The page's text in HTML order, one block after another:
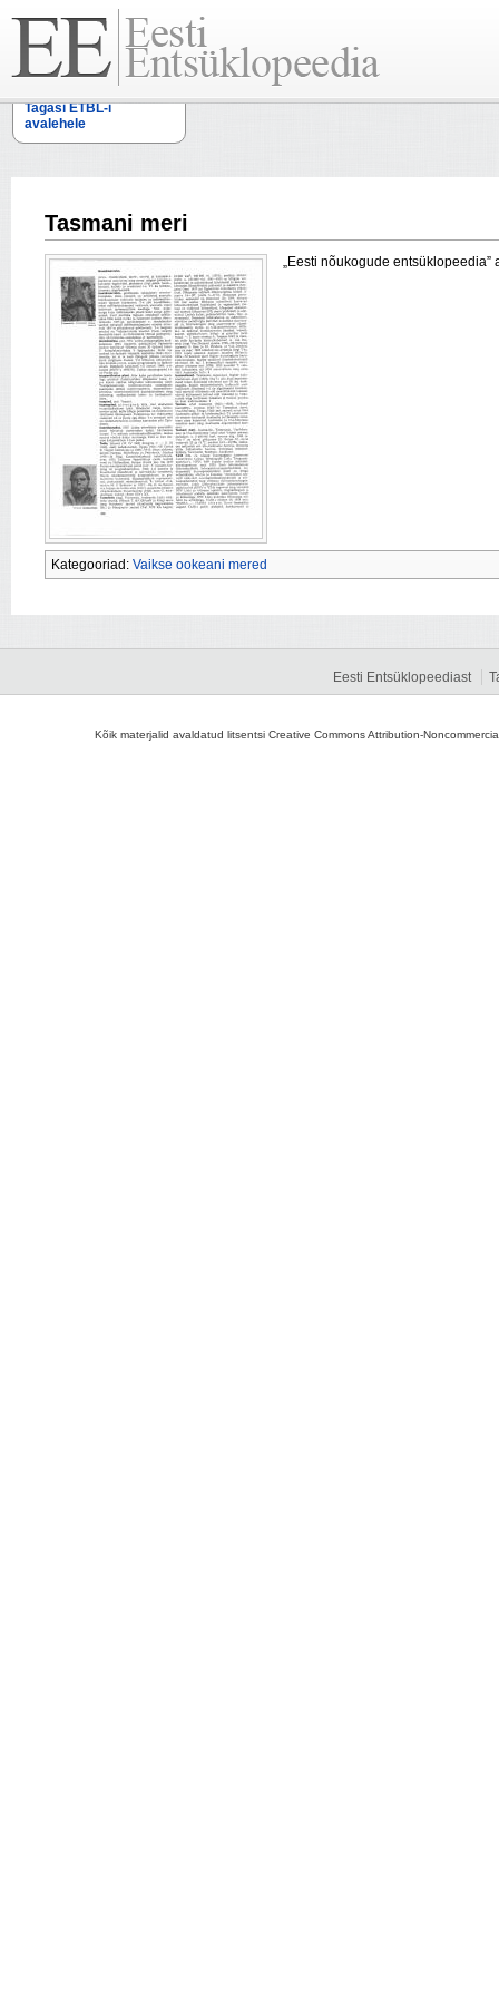
Tagasi ETBL-i
avalehele
Tasmani meri
„Eesti nõukogude
Kategooriad: Vaikse ookeani mered
Eesti Entsüklopeediast
Kõik materjalid avaldatud litsentsi Creative Commons Attribution-